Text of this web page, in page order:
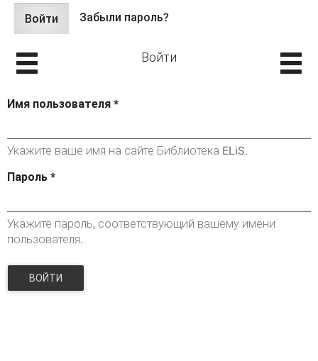
Главные вкладки
Войти (активная
вкладка)
Забыли пароль?
Войти
Имя пользователя *
Укажите ваше имя на сайте Библиотека ELiS.
Пароль *
Укажите пароль, соответствующий вашему имени
пользователя.
ВОЙТИ